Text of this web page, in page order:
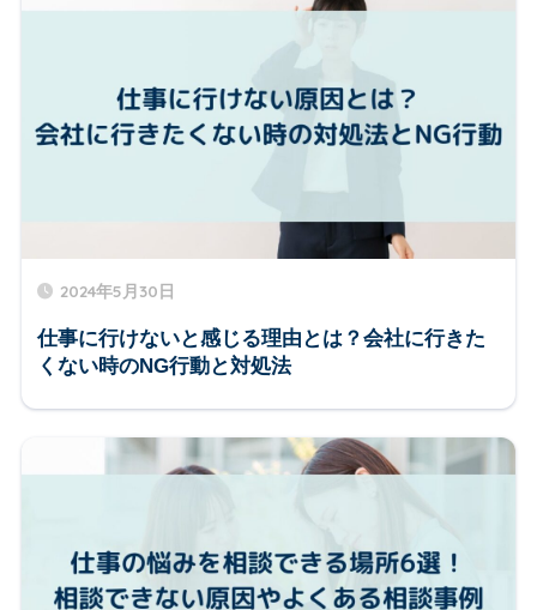
2024年5月30日
仕事に行けないと感じる理由とは？会社に行きた
くない時のNG行動と対処法